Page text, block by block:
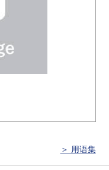
＞ 用语集